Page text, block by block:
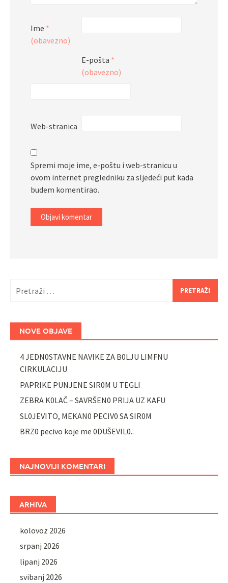
Ime *
(obavezno)
E-pošta *
(obavezno)
Web-stranica
Spremi moje ime, e-poštu i web-stranicu u
ovom internet pregledniku za sljedeći put kada
budem komentirao.
NOVE OBJAVE
4 JEDN0STAVNE NAVIKE ZA B0LJU LIMFNU
CIRKULACIJU
PAPRIKE PUNJENE SIR0M U TEGLI
ZEBRA K0LAČ – SAVRŠEN0 PRIJA UZ KAFU
SL0JEVITO, MEKAN0 PECIV0 SA SIR0M
BRZ0 pecivo koje me 0DUŠEVIL0..
NAJNOVIJI KOMENTARI
ARHIVA
kolovoz 2026
srpanj 2026
lipanj 2026
svibanj 2026